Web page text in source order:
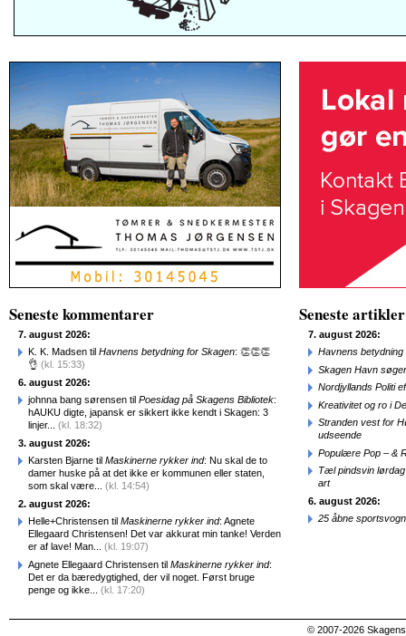
Seneste kommentarer
7. august 2026:
K. K. Madsen til Havnens betydning for Skagen: 👏👏👏
👌 (kl. 15:33)
6. august 2026:
johnna bang sørensen til Poesidag på Skagens Bibliotek:
hAUKU digte, japansk er sikkert ikke kendt i Skagen: 3
linjer... (kl. 18:32)
3. august 2026:
Karsten Bjarne til Maskinerne rykker ind: Nu skal de to
damer huske på at det ikke er kommunen eller staten,
som skal være... (kl. 14:54)
2. august 2026:
Helle+Christensen til Maskinerne rykker ind: Agnete
Ellegaard Christensen! Det var akkurat min tanke! Verden
er af lave! Man... (kl. 19:07)
Agnete Ellegaard Christensen til Maskinerne rykker ind:
Det er da bæredygtighed, der vil noget. Først bruge
penge og ikke... (kl. 17:20)
Seneste artikler
7. august 2026:
Havnens betydning
Skagen Havn
Nordjyllands Politi
Kreativitet og ro i
Stranden vest for
udseende
Populære Pop – &
Tæl pindsvin
art
6. august 2026:
25 åbne
© 2007-2026